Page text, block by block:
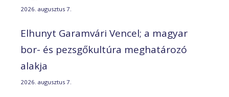
2026. augusztus 7.
Elhunyt Garamvári Vencel; a magyar
bor- és pezsgőkultúra meghatározó
alakja
2026. augusztus 7.